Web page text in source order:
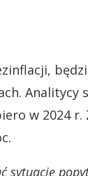
Analitycy
w 2024 r.
sytuację